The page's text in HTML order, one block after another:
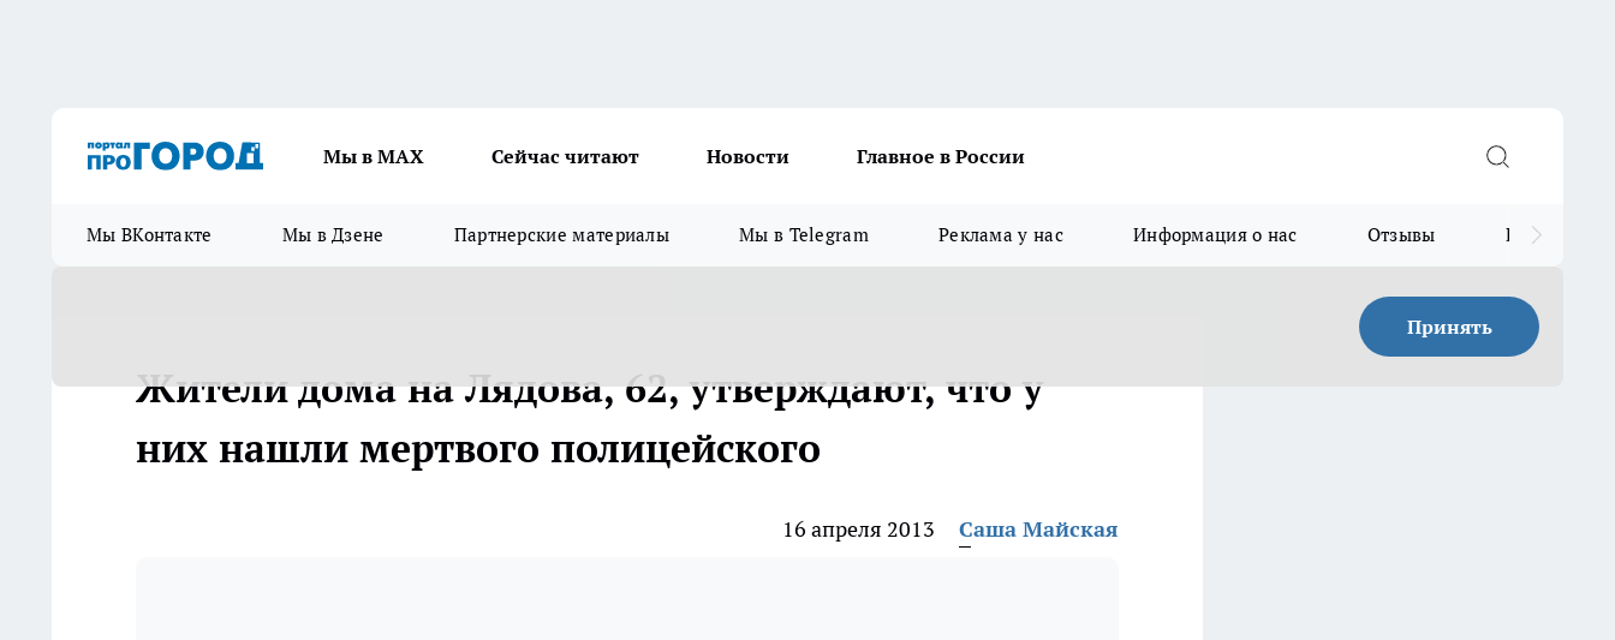
Мы в МАХ Сейчас читают Новости Главное в России
Мы ВКонтакте Мы в Дзене Партнерские материалы Мы в Telegram Реклама у нас Информация о нас Отзывы Прайс для
Принять
Жители дома на Лядова, 62, утверждают, что у
них нашли мертвого полицейского
16 апреля 2013 Саша Майская